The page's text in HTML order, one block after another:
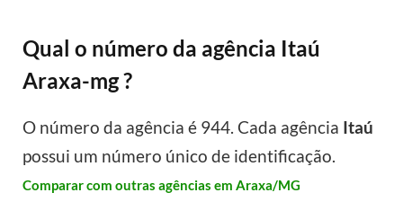
Qual o número da agência Itaú
Araxa-mg ?
O número da agência é 944. Cada agência Itaú
possui um número único de identificação.
Comparar com outras agências em Araxa/MG